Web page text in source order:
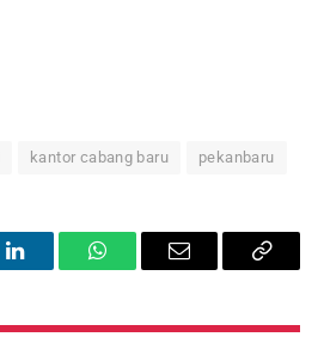
kantor cabang baru pekanbaru
LinkedInWhatsAppEmail
Copy